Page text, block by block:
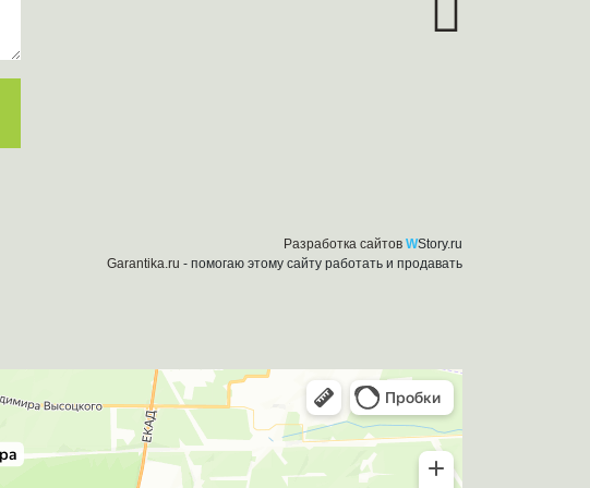
Разработка сайтов WStory.ru
Garantika.ru - помогаю этому сайту работать и продавать